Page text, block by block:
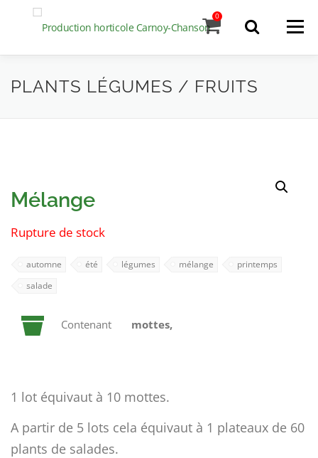
contenu
Menu
Recherche
de
0
PLANTS LÉGUMES / FRUITS
Mélange
Rupture de stock
automne été légumes mélange
printemps
salade
Contenant mottes,
1 lot équivaut à 10 mottes.
A partir de 5 lots cela équivaut à 1 plateaux de 60
plants de salades.